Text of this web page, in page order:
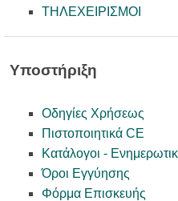
ΤΗΛΕΧΕΙΡΙΣΜΟΙ
Υποστήριξη
Οδηγίες Χρήσεως
Πιστοποιητικά CE
Κατάλογοι -
Όροι Εγγύησης
Φόρμα Επισκευής